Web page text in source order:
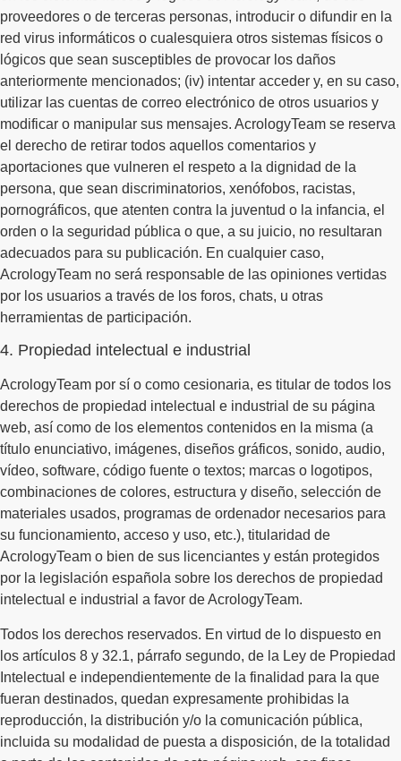
proveedores o de terceras personas, introducir o difundir en la
red virus informáticos o cualesquiera otros sistemas físicos o
lógicos que sean susceptibles de provocar los daños
anteriormente mencionados; (iv) intentar acceder y, en su caso,
utilizar las cuentas de correo electrónico de otros usuarios y
modificar o manipular sus mensajes. AcrologyTeam se reserva
el derecho de retirar todos aquellos comentarios y
aportaciones que vulneren el respeto a la dignidad de la
persona, que sean discriminatorios, xenófobos, racistas,
pornográficos, que atenten contra la juventud o la infancia, el
orden o la seguridad pública o que, a su juicio, no resultaran
adecuados para su publicación. En cualquier caso,
AcrologyTeam no será responsable de las opiniones vertidas
por los usuarios a través de los foros, chats, u otras
herramientas de participación.
4. Propiedad intelectual e industrial
AcrologyTeam por sí o como cesionaria, es titular de todos los
derechos de propiedad intelectual e industrial de su página
web, así como de los elementos contenidos en la misma (a
título enunciativo, imágenes, diseños gráficos, sonido, audio,
vídeo, software, código fuente o textos; marcas o logotipos,
combinaciones de colores, estructura y diseño, selección de
materiales usados, programas de ordenador necesarios para
su funcionamiento, acceso y uso, etc.), titularidad de
AcrologyTeam o bien de sus licenciantes y están protegidos
por la legislación española sobre los derechos de propiedad
intelectual e industrial a favor de AcrologyTeam.
Todos los derechos reservados. En virtud de lo dispuesto en
los artículos 8 y 32.1, párrafo segundo, de la Ley de Propiedad
Intelectual e independientemente de la finalidad para la que
fueran destinados, quedan expresamente prohibidas la
reproducción, la distribución y/o la comunicación pública,
incluida su modalidad de puesta a disposición, de la totalidad